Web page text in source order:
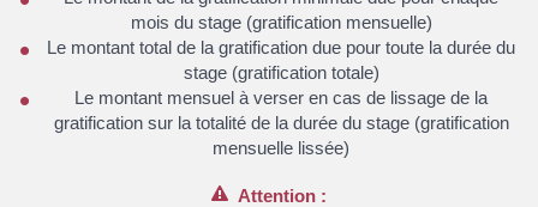
mois du stage (gratification mensuelle)
Le montant total de la gratification due pour toute la durée du
stage (gratification totale)
Le montant mensuel à verser en cas de lissage de la
gratification sur la totalité de la durée du stage (gratification
mensuelle lissée)
Attention :